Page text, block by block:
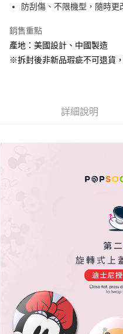
相關說明
AFTEE先享後付是「在收到商品之
便利好安心！
１．簡單：不需註冊會員、不需
２．便利：只要手機號碼，簡訊認
１．於結帳方式選擇「AFTEE先
結帳頁面，進行簡訊認證並確認
https://
１．透過由恩沛科技股份有限公
易，需依本服務之必要範圍內提
權轉讓予恩沛科技股份有限公司。
２．關於個人資料處理事宜，請瀏
https://aftee.tw/terms/#terms3
３．未成年的使用者請事先徵得
「AFTEE先享後付」，若未經同
任。
４．使用「AFTEE先享後付」時，
ATM付款
運送方式
付款後全家取貨
每筆NT$60，滿NT$499(含以
每筆NT$63，滿NT$499(含以
防刮傷、不限機型，隨時更
銷售重點
產地：美國設計、中國製造
※拆封後非新品瑕疵不可退貨
詳細說明